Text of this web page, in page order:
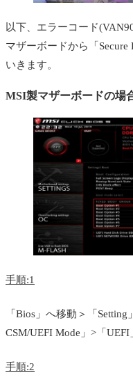
以下、エラーコード
マザーボードから「
いきます。
MSI製マザーボードの場
手順:1
「Bios」へ移動＞「
CSM/UEFI Mode」>「UEFI
手順:2